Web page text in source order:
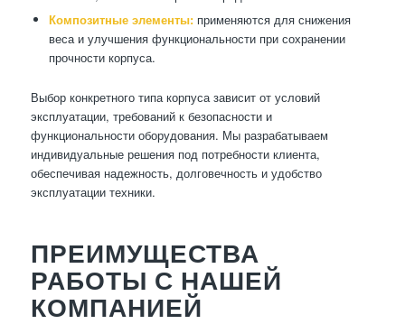
Композитные элементы:применяются для снижения
веса и улучшения функциональности при сохранении
прочности корпуса.
Выбор конкретного типа корпуса зависит от условий
эксплуатации, требований к безопасности и
функциональности оборудования. Мы разрабатываем
индивидуальные решения под потребности клиента,
обеспечивая надежность, долговечность и удобство
эксплуатации техники.
ПРЕИМУЩЕСТВА
РАБОТЫ С НАШЕЙ
КОМПАНИЕЙ